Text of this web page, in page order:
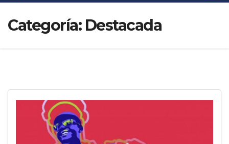
Categoría: Destacada